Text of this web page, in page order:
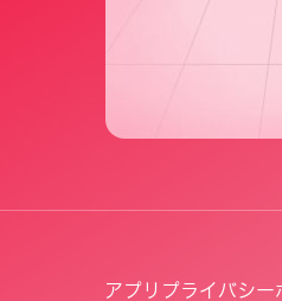
アプリプライバシー